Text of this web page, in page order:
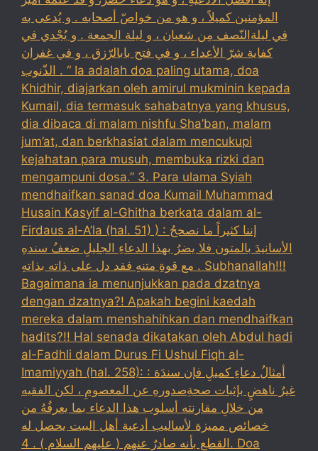
المؤمنين كميلاً ، و هو من خواصّ أصحابه . و يُدعى به
في ليلةالنّصف مِن شعبان ، و ليلة الجمعة . و يُجْدي في
كفاية شرّ الأعداء ، و في فتح بابالرّزق ، و في غفران
الذّنوب . “ Ia adalah doa paling utama, doa
Khidhir, diajarkan oleh amirul mukminin kepada
Kumail, dia termasuk sahabatnya yang khusus,
dia dibaca di malam nishfu Sha’ban, malam
jum’at, dan berkhasiat dalam mencukupi
kejahatan para musuh, membuka rizki dan
mengampuni dosa.” 3. Para ulama Syiah
mendhaifkan sanad doa Kumail Muhammad
Husain Kasyif al-Ghitha berkata dalam al-
Firdaus al-A’la (hal. 51) ) : إننا كثيراً ما نصححُ
الأسانيدَ بالمتون فلا يضرُ بهذا الدعاءِ الجليلِ ضعفُ سندهِ
مع قوةِ متنهِ فقد دل على ذاته بذاتهِ . Subhanallah!!!
Bagaimana ia menunjukkan pada dzatnya
dengan dzatnya?! Apakah begini kaedah
mereka dalam menshahihkan dan mendhaifkan
hadits?!! Hal senada dikatakan oleh Abdul hadi
al-Fadhli dalam Durus Fi Ushul Fiqh al-
Imamiyyah (hal. 258): : أمثالُ دعاءِ كميلِ فإن سندَهَ
غيرُ ناهضٍ بإثبات صحةِصدورهِ عن المعصومِ ، لكن الفقيه
من خلالِ مقارنته أسلوب هذا الدعاء بما يعرفُهُ من
خصائص مميزة لأساليب أدعية أهل البيت يحصل له
القطع بأنه صادرٌ عنهم ( عليهم السلام ) . 4. Doa